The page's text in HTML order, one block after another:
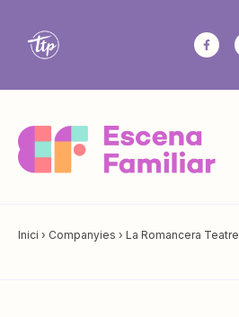
Inici › Companyies › La Romancera Teatre